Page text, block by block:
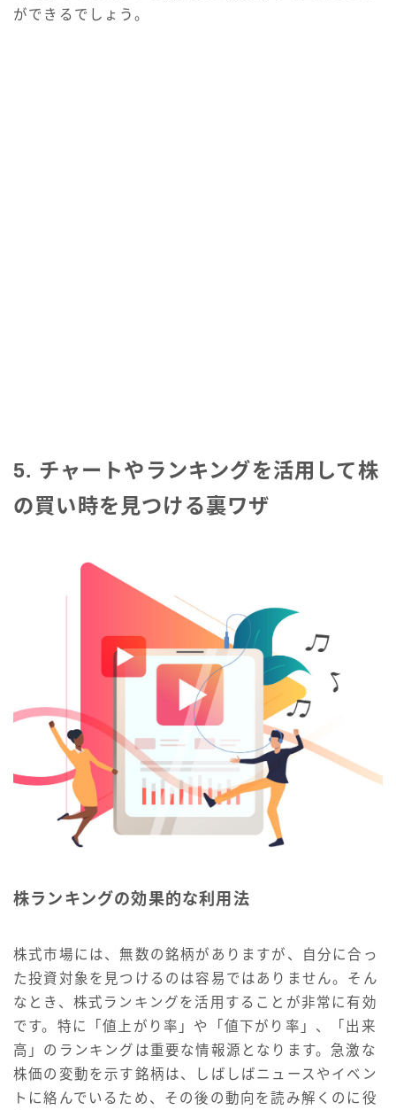
ができるでしょう。
5. チャートやランキングを活用して株
の買い時を見つける裏ワザ
株ランキングの効果的な利用法
株式市場には、無数の銘柄がありますが、自分に合っ
た投資対象を見つけるのは容易ではありません。そん
なとき、株式ランキングを活用することが非常に有効
です。特に「値上がり率」や「値下がり率」、「出来
高」のランキングは重要な情報源となります。急激な
株価の変動を示す銘柄は、しばしばニュースやイベン
トに絡んでいるため、その後の動向を読み解くのに役